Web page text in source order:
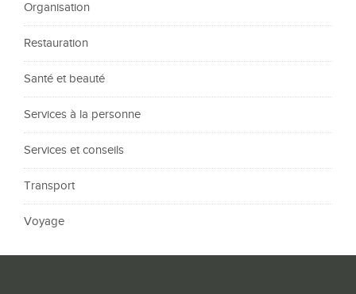
Organisation
Restauration
Santé et beauté
Services à la personne
Services et conseils
Transport
Voyage